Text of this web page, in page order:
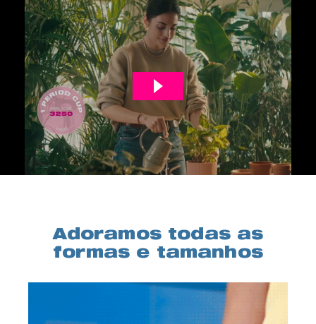
Adoramos todas as
formas e tamanhos